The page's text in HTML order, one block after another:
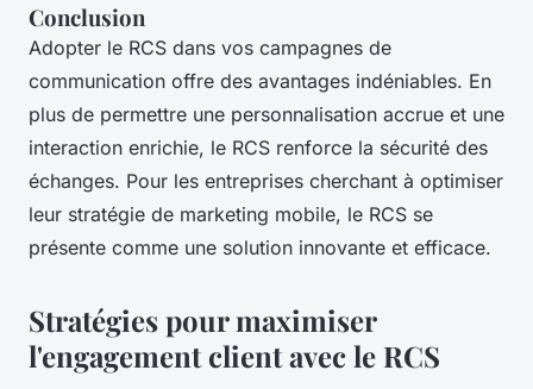
Conclusion
Adopter le RCS dans vos campagnes de
communication offre des avantages indéniables. En
plus de permettre une personnalisation accrue et une
interaction enrichie, le RCS renforce la sécurité des
échanges. Pour les entreprises cherchant à optimiser
leur stratégie de marketing mobile, le RCS se
présente comme une solution innovante et efficace.
Stratégies pour maximiser
l'engagement client avec le RCS